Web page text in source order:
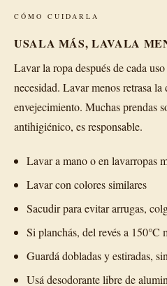
CÓMO CUIDARLA
USALA MÁS, LAVALA
Lavar la ropa después de cada
necesidad. Lavar menos retrasa
envejecimiento. Muchas prendas
antihigiénico, es responsable.
Lavar a mano o en lavarropas
Lavar con colores similares
Sacudir para evitar arrugas,
Si planchás, del revés a 150°C
Guardá dobladas y estiradas,
Usá desodorante libre de